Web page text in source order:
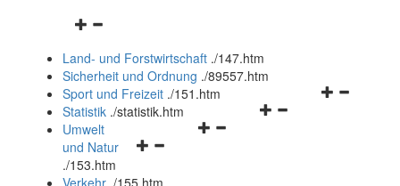
Navigationsmenü
und
schließen
Land- und Forstwirtschaft ./147.htm
Sicherheit und Ordnung ./89557.htm
Navigationsmenü
Sport und Freizeit ./151.htm
Navigationsmenü
Statistik ./statistik.htm
Navigationsmenü
und
Umwelt
und Natur
./153.htm
Verkehr ./155.htm